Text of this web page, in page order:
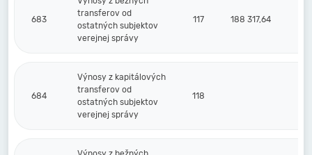
683
transferov od
ostatných subjektov
verejnej správy
117 188 317,64
684
Výnosy z kapitálových
transferov od
ostatných subjektov
verejnej správy
118